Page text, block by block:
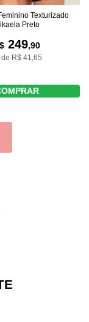
Texturizado
Preto
249,90
R$ 41,65